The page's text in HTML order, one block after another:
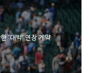
'대박' 연장 계약